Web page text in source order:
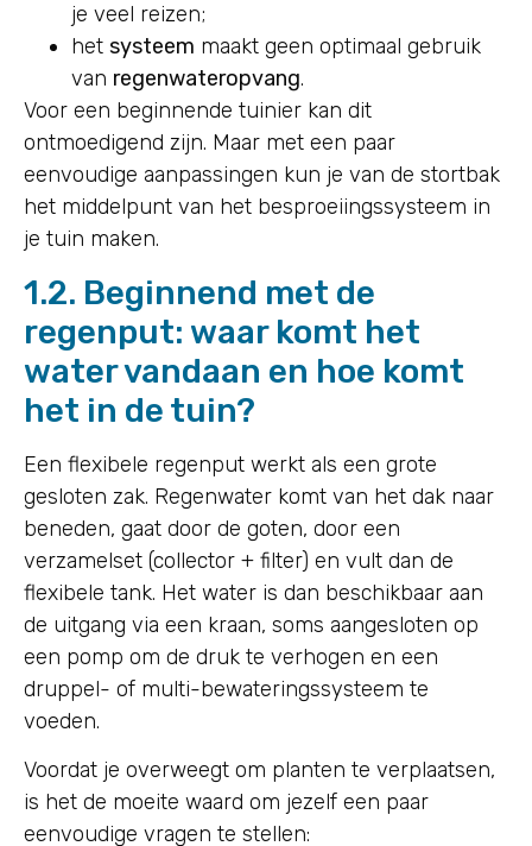
je veel reizen;
het systeem maakt geen optimaal gebruik
van regenwateropvang.
Voor een beginnende tuinier kan dit
ontmoedigend zijn. Maar met een paar
eenvoudige aanpassingen kun je van de stortbak
het middelpunt van het besproeiingssysteem in
je tuin maken.
1.2. Beginnend met de
regenput: waar komt het
water vandaan en hoe komt
het in de tuin?
Een flexibele regenput werkt als een grote
gesloten zak. Regenwater komt van het dak naar
beneden, gaat door de goten, door een
verzamelset (collector + filter) en vult dan de
flexibele tank. Het water is dan beschikbaar aan
de uitgang via een kraan, soms aangesloten op
een pomp om de druk te verhogen en een
druppel- of multi-bewateringssysteem te
voeden.
Voordat je overweegt om planten te verplaatsen,
is het de moeite waard om jezelf een paar
eenvoudige vragen te stellen: